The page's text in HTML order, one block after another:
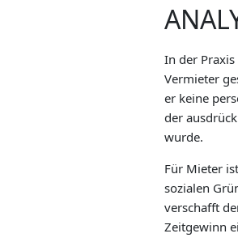
In der
Vermieter
er keine
der
wurde.
Für Mieter
sozialen
verschafft
Zeitgewinn